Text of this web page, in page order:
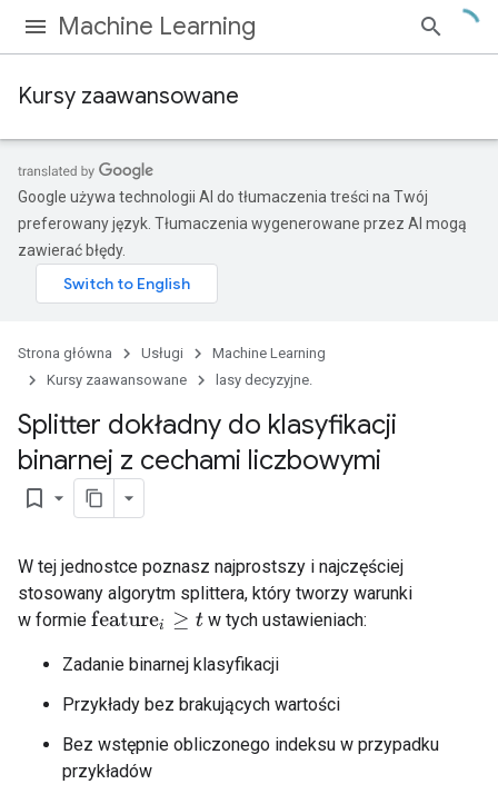
Machine Learning
Kursy zaawansowane
Google używa technologii AI do tłumaczenia treści na Twój
preferowany język. Tłumaczenia wygenerowane przez AI mogą
zawierać błędy.
Strona główna Usługi
Machine Learning
Kursy zaawansowane
lasy decyzyjne.
Splitter dokładny do klasyfikacji
binarnej z cechami liczbowymi
bookmark_border
W tej jednostce poznasz najprostszy i najczęściej
stosowany algorytm splittera, który tworzy warunki
w formie featurei≥t w tych ustawieniach:
Zadanie binarnej klasyfikacji
Przykłady bez brakujących wartości
Bez wstępnie obliczonego indeksu w przypadku
przykładów